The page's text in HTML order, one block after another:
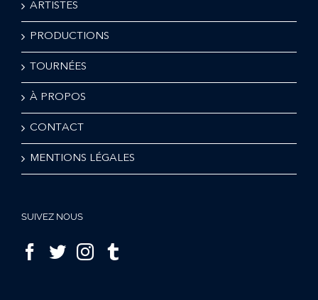
ARTISTES
PRODUCTIONS
TOURNÉES
À PROPOS
CONTACT
MENTIONS LÉGALES
SUIVEZ NOUS